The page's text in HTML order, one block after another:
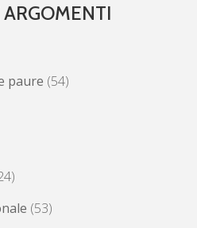
ARGOMENTI
paure (54)
(53)